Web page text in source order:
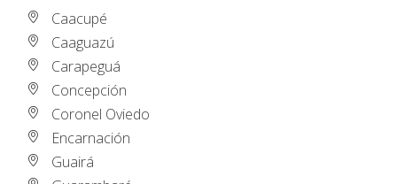
Caacupé
Caaguazú
Carapeguá
Concepción
Coronel Oviedo
Encarnación
Guairá